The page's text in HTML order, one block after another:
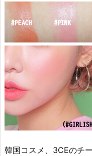
韓国コスメ、3CEのチ